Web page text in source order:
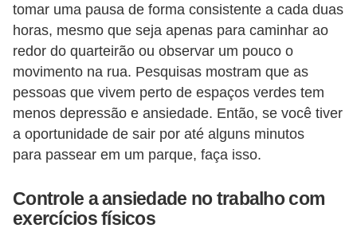
tomar uma pausa de forma consistente a cada duas
horas, mesmo que seja apenas para caminhar ao
redor do quarteirão ou observar um pouco o
movimento na rua. Pesquisas mostram que as
pessoas que vivem perto de espaços verdes tem
menos depressão e ansiedade. Então, se você tiver
a oportunidade de sair por até alguns minutos
para passear em um parque, faça isso.
Controle a ansiedade no trabalho com
exercícios físicos
a
ç
ã
o
n
o
t
a
b